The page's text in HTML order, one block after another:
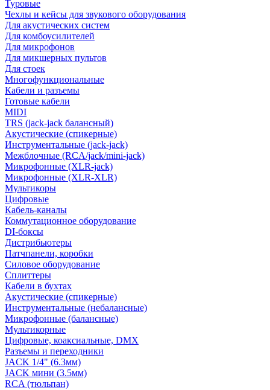
Туровые
Чехлы и кейсы для звукового оборудования
Для акустических систем
Для комбоусилителей
Для микрофонов
Для микшерных пультов
Для стоек
Многофункциональные
Кабели и разъемы
Готовые кабели
MIDI
TRS (jack-jack балансный)
Акустические (спикерные)
Инструментальные (jack-jack)
Межблочные (RCA/jack/mini-jack)
Микрофонные (XLR-jack)
Микрофонные (XLR-XLR)
Мультикоры
Цифровые
Кабель-каналы
Коммутационное оборудование
DI-боксы
Дистрибьютеры
Патчпанели, коробки
Силовое оборудование
Сплиттеры
Кабели в бухтах
Акустические (спикерные)
Инструментальные (небалансные)
Микрофонные (балансные)
Мультикорные
Цифровые, коаксиальные, DMX
Разъемы и переходники
JACK 1/4" (6.3мм)
JACK мини (3.5мм)
RCA (тюльпан)